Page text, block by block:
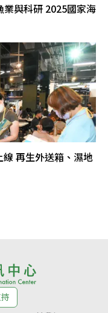
與科研 2025國家海
再生外送箱、濕地